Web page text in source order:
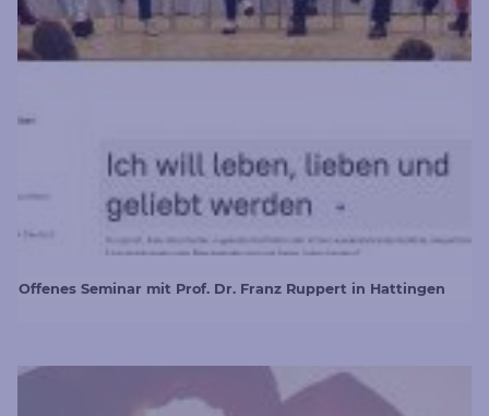
Offenes Seminar mit Prof. Dr. Franz Ruppert in Hattingen